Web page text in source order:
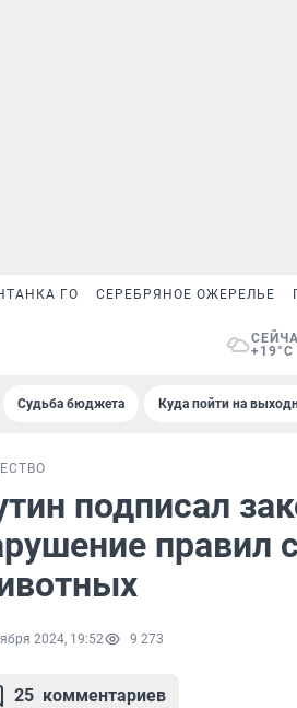
ГО СЕРЕБРЯНОЕ ОЖЕРЕЛЬЕ
+19°C
Судьба бюджета Куда пойти на
подписал
правил
2024, 19:52 9 273
25 комментариев